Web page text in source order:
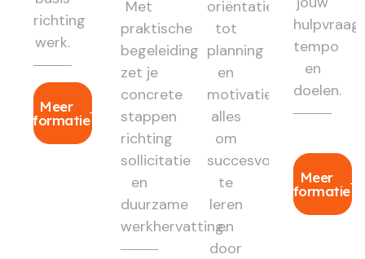
richting
werk.
Meer
informatie
Met
praktische
begeleiding
zet je
concrete
stappen
richting
sollicitatie
en
duurzame
werkhervatting.
oriëntatie
tot
planning
en
motivatie:
alles
om
succesvol
te
leren
en
door
hulpvraag,
tempo
en
doelen.
Meer
informatie